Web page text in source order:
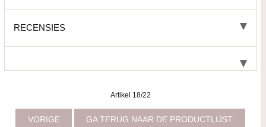
RECENSIES
Artikel 18/22
VORIGE
GA TERUG NAAR DE PRODUCTLIJST